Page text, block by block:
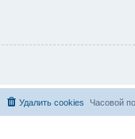
Часовой
Удалить cookies